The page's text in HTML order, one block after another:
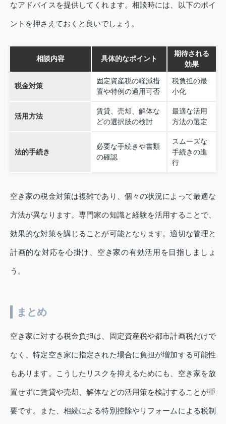
なアドバイスを提供してくれます。相談時には、以下のポイ
ントを押さえておくと良いでしょう。
相談内容 具体的なポイント
期待される
効果
税金対策
固定資産税の軽減措
置や特例の適用可否
税負担の最
小化
活用方法
賃貸、売却、解体な
どの選択肢の検討
最適な活用
方法の選定
法的手続き
必要な手続きや書類
の確認
スムーズな
手続きの進
行
空き家の税金対策は複雑であり、個々の状況によって最適な
方法が異なります。専門家の知識と経験を活用することで、
効果的な対策を講じることが可能となります。適切な管理と
計画的な対応を心掛け、空き家の有効活用を目指しましょ
う。
まとめ
空き家に対する税金負担は、固定資産税や都市計画税だけで
なく、特定空き家に指定された場合に負担が増加する可能性
もあります。こうしたリスクを抑えるためにも、空き家を放
置せずに賃貸や売却、解体などの活用策を検討することが重
要です。また、相続による特別控除やリフォームによる税制